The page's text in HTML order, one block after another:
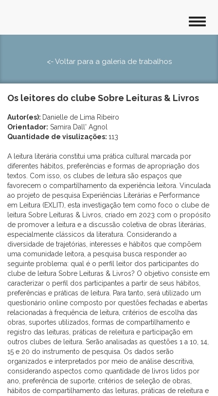
<- Voltar para a galeria de trabalhos
Os leitores do clube Sobre Leituras & Livros
Autor(es): Danielle de Lima Ribeiro
Orientador: Samira Dall' Agnol
Quantidade de visulizações: 113
A leitura literária constitui uma prática cultural marcada por
diferentes hábitos, preferências e formas de apropriação dos
textos. Com isso, os clubes de leitura são espaços que
favorecem o compartilhamento da experiência leitora. Vinculada
ao projeto de pesquisa Experiências Literárias e Performance
em Leitura (EXLIT), esta investigação tem como foco o clube de
leitura Sobre Leituras & Livros, criado em 2023 com o propósito
de promover a leitura e a discussão coletiva de obras literárias,
especialmente clássicos da literatura. Considerando a
diversidade de trajetórias, interesses e hábitos que compõem
uma comunidade leitora, a pesquisa busca responder ao
seguinte problema: qual é o perfil leitor dos participantes do
clube de leitura Sobre Leituras & Livros? O objetivo consiste em
caracterizar o perfil dos participantes a partir de seus hábitos,
preferências e práticas de leitura. Para tanto, será utilizado um
questionário online composto por questões fechadas e abertas
relacionadas à frequência de leitura, critérios de escolha das
obras, suportes utilizados, formas de compartilhamento e
registro das leituras, práticas de releitura e participação em
outros clubes de leitura. Serão analisadas as questões 1 a 10, 14,
15 e 20 do instrumento de pesquisa. Os dados serão
organizados e interpretados por meio de análise descritiva,
considerando aspectos como quantidade de livros lidos por
ano, preferência de suporte, critérios de seleção de obras,
hábitos de compartilhamento das leituras, práticas de releitura e